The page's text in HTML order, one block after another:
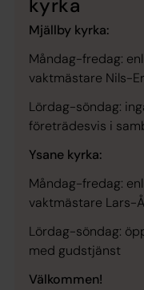
Mjällby kyrka:
Måndag-fredag:
vaktmästare Nils-
Lördag-söndag:
företrädesvis i
Ysane kyrka:
Måndag-fredag:
vaktmästare Lars-
Lördag-söndag:
med gudstjänst
Välkommen!